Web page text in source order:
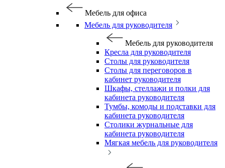
Мебель для офиса
Мебель для руководителя
Мебель для руководителя
Кресла для руководителя
Столы для руководителя
Столы для переговоров в
кабинет руководителя
Шкафы, стеллажи и полки для
кабинета руководителя
Тумбы, комоды и подставки для
кабинета руководителя
Столики журнальные для
кабинета руководителя
Мягкая мебель для руководителя